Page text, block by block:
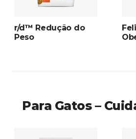
r/d™ Redução do
Peso
Para Gatos –